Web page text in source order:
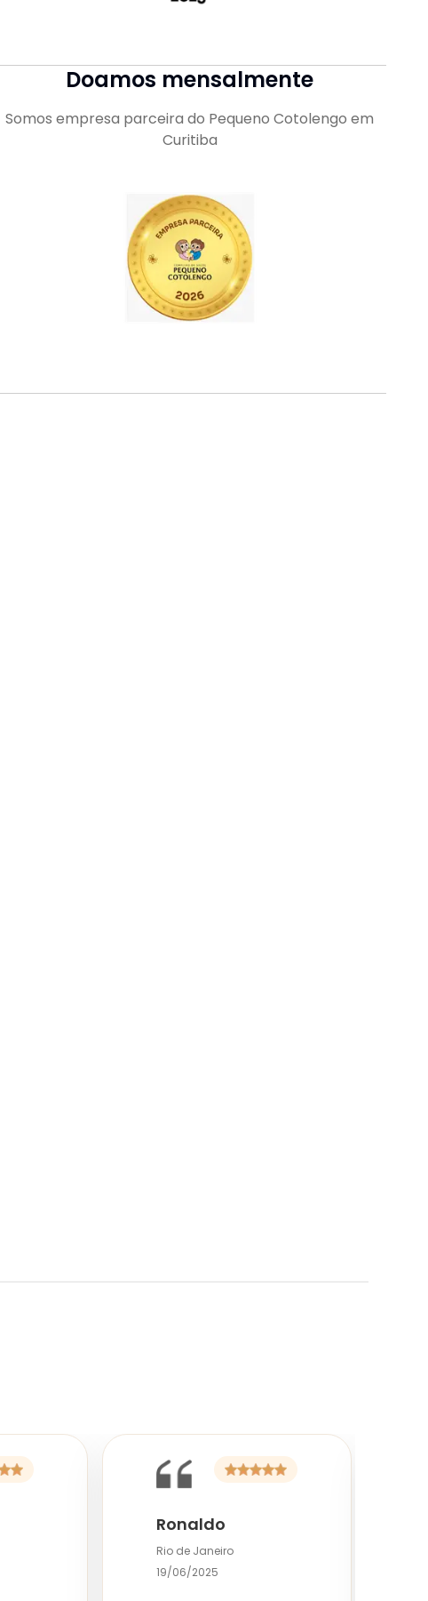
Doamos mensalmente
Somos empresa parceira do Pequeno Cotolengo em
Curitiba
Ronaldo
Rio de Janeiro
19/06/2025